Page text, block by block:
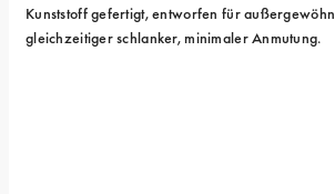
Kunststoff gefertigt, entworfen für
gleichzeitiger schlanker, minimaler Anmutung.